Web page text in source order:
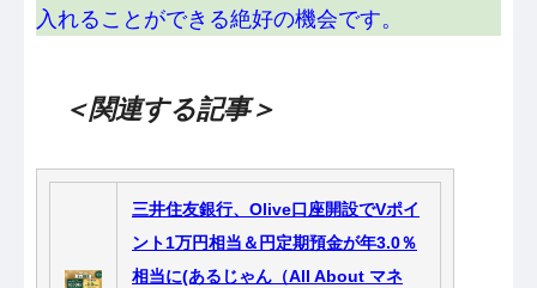
入れることができる絶好の機会です。
＜関連する記事＞
三井住友銀行、Olive口座開設でVポイ
ント1万円相当＆円定期預金が年3.0％
相当に(あるじゃん（All About マネ